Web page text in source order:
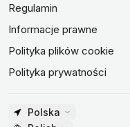
Regulamin
Informacje prawne
Polityka plików cookie
Polityka prywatności
Polska